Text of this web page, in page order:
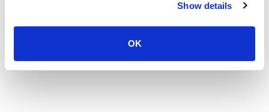
Show details
OK
Ofertas promocionales